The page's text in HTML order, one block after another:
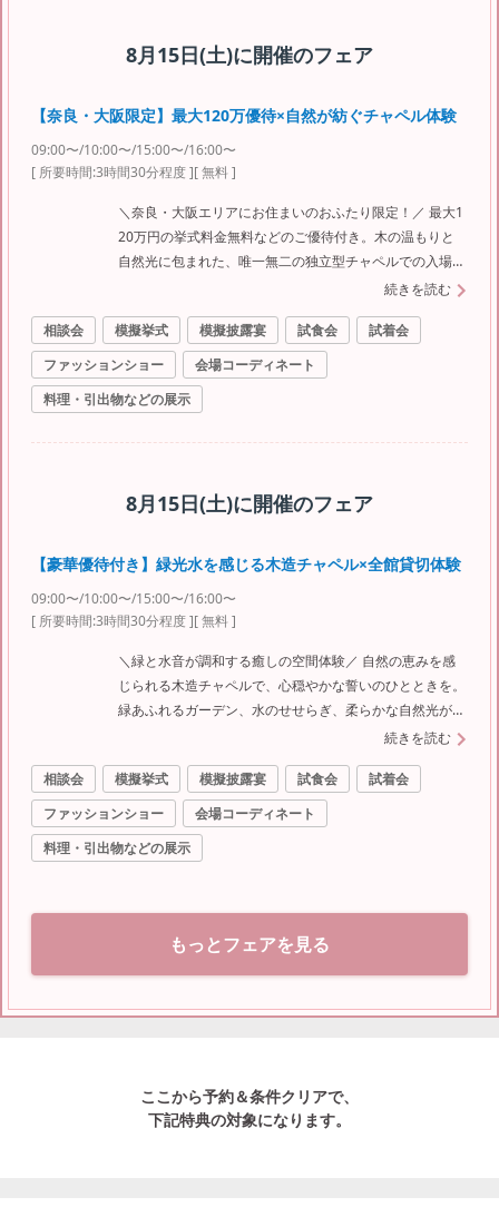
8月15日(土)に開催のフェア
【奈良・大阪限定】最大120万優待×自然が紡ぐチャペル体験
09:00〜/10:00〜/15:00〜/16:00〜
[ 所要時間:3時間30分程度][ 無料 ]
＼奈良・大阪エリアにお住まいのおふたり限定！／ 最大1
20万円の挙式料金無料などのご優待付き。木の温もりと
自然光に包まれた、唯一無二の独立型チャペルでの入場体
験もご用意。静けさの中に広がる自然の音や、風の揺らぎ
だわりの絶品フルコース試食付き。結婚式のイメージがま
だなくてもOK。まずは気軽にご参加ください。
続きを読む
相談会 模擬挙式 模擬披露宴 試食会
試着会
ファッションショー
会場コーディネート
料理・引出物などの展示
8月15日(土)に開催のフェア
【豪華優待付き】緑光水を感じる木造チャペル×全館貸切体験
09:00〜/10:00〜/15:00〜/16:00〜
[ 所要時間:3時間30分程度][ 無料 ]
＼緑と水音が調和する癒しの空間体験／ 自然の恵みを感
じられる木造チャペルで、心穏やかな誓いのひとときを。
緑あふれるガーデン、水のせせらぎ、柔らかな自然光が差
し込む独立型チャペルは、訪れる人すべてを優しく包み込
空間で叶う結婚式の魅力をじっくりと体感。今なら当館最
大120万円相当の豪華特典付き。こだわりの一日を、ここ
から始めてみませんか？
続きを読む
相談会 模擬挙式 模擬披露宴 試食会
試着会
ファッションショー
会場コーディネート
料理・引出物などの展示
もっとフェアを見る
ここから予約＆条件クリアで、
下記特典の対象になります。